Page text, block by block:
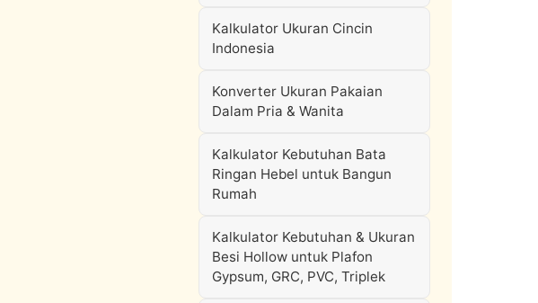
Kalkulator Ukuran Cincin
Indonesia
Konverter Ukuran Pakaian
Dalam Pria & Wanita
Kalkulator Kebutuhan Bata
Ringan Hebel untuk Bangun
Rumah
Kalkulator Kebutuhan & Ukuran
Besi Hollow untuk Plafon
Gypsum, GRC, PVC, Triplek